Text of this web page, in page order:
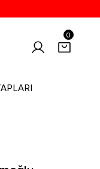
0